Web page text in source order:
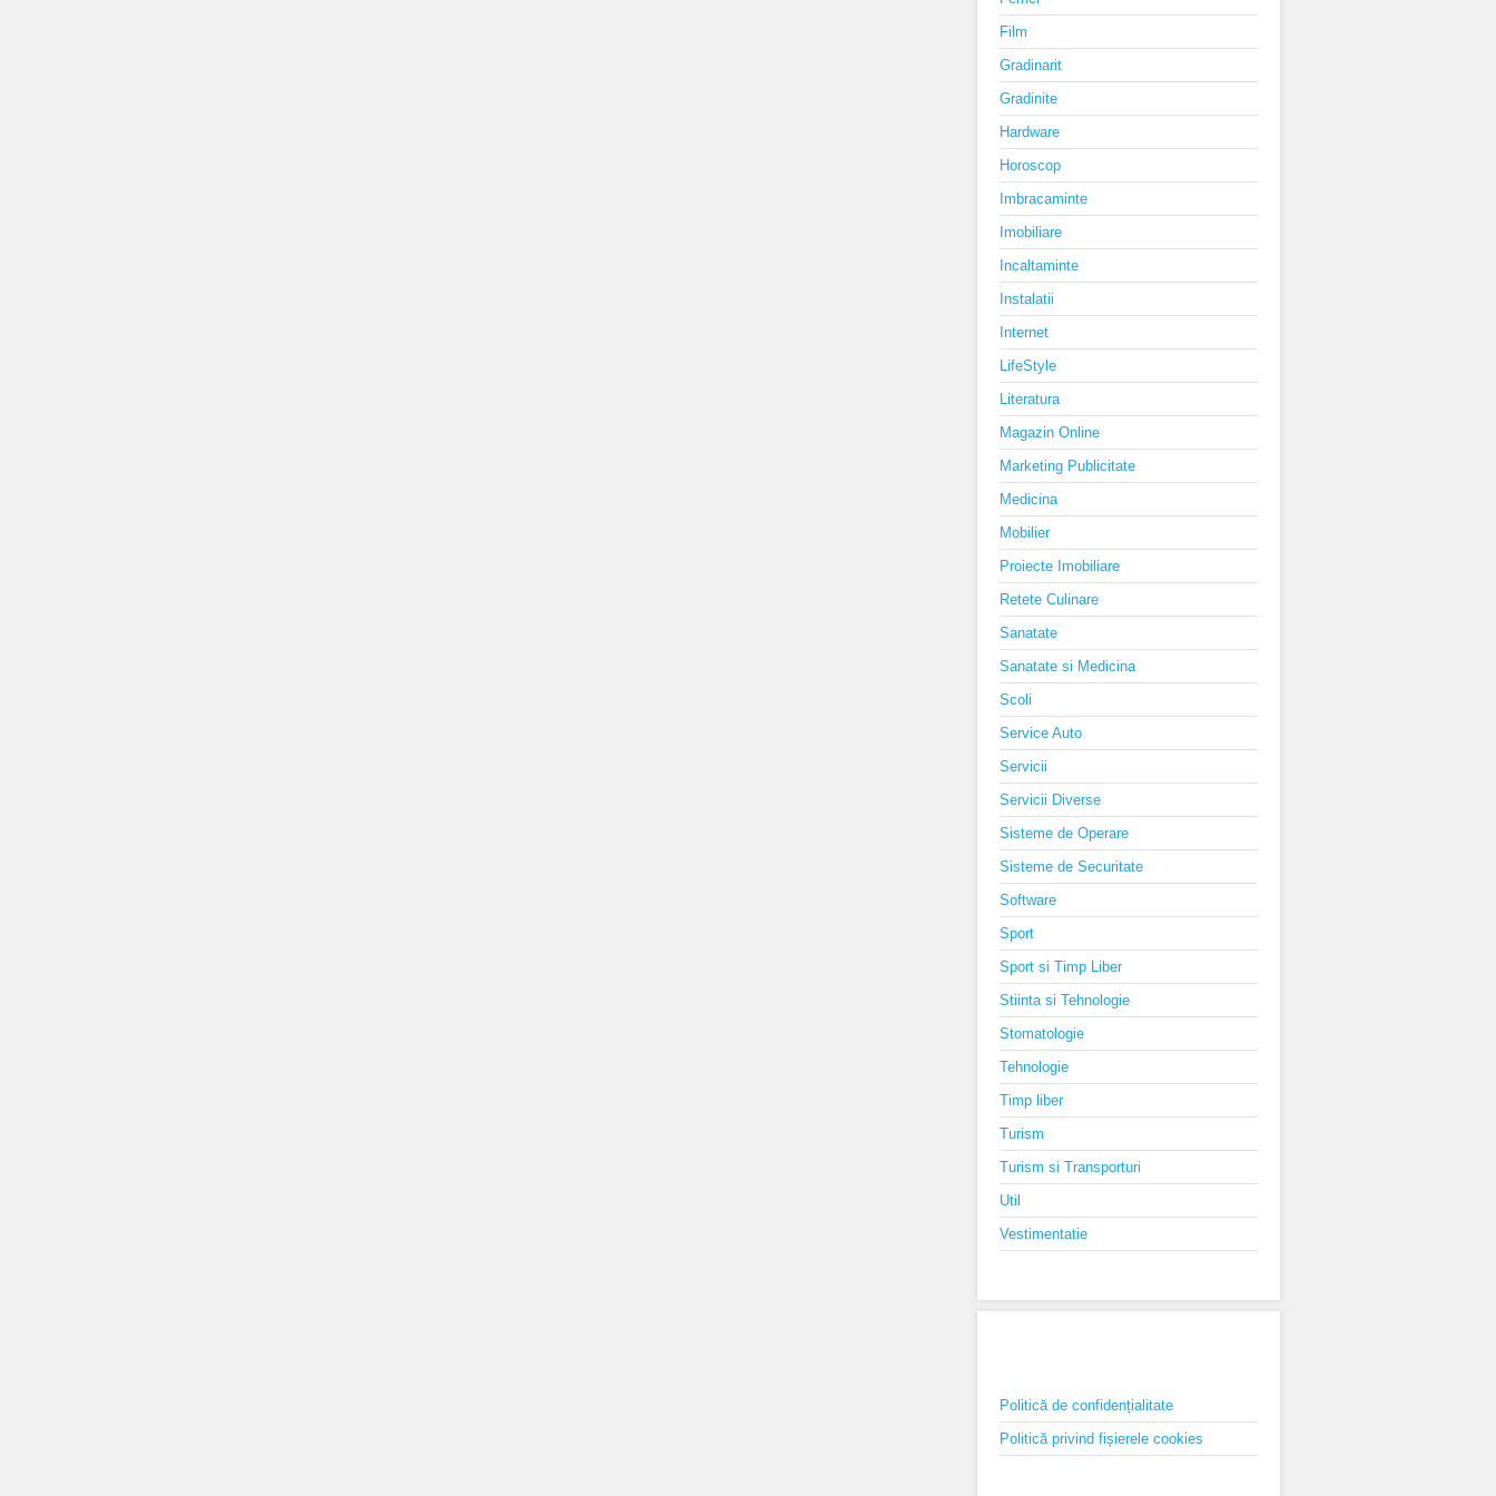
Film
Gradinarit
Gradinite
Hardware
Horoscop
Imbracaminte
Imobiliare
Incaltaminte
Instalatii
Internet
LifeStyle
Literatura
Magazin Online
Marketing Publicitate
Medicina
Mobilier
Proiecte Imobiliare
Retete Culinare
Sanatate
Sanatate si Medicina
Scoli
Service Auto
Servicii
Servicii Diverse
Sisteme de Operare
Sisteme de Securitate
Software
Sport
Sport si Timp Liber
Stiinta si Tehnologie
Stomatologie
Tehnologie
Timp liber
Turism
Turism si Transporturi
Util
Vestimentatie
Politică de confidențialitate
Politică privind fișierele cookies